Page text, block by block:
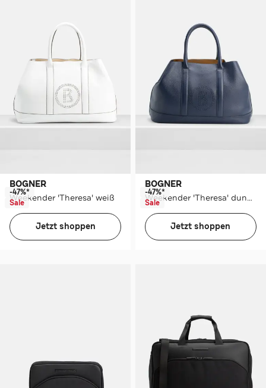
BOGNER
Weekender 'Theresa' weiß
-47%*
Sale
Jetzt shoppen
BOGNER
Weekender 'Theresa' dunkelblau
-47%*
Sale
Jetzt shoppen